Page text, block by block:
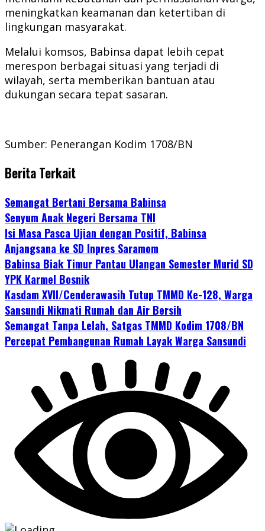
meningkatkan keamanan dan ketertiban di
lingkungan masyarakat.
Melalui komsos, Babinsa dapat lebih cepat
merespon berbagai situasi yang terjadi di
wilayah, serta memberikan bantuan atau
dukungan secara tepat sasaran.
Sumber: Penerangan Kodim 1708/BN
Berita Terkait
Semangat Bertani Bersama Babinsa
Senyum Anak Negeri Bersama TNI
Isi Masa Pasca Ujian dengan Positif, Babinsa
Anjangsana ke SD Inpres Saramom
Babinsa Biak Timur Pantau Ulangan Semester Murid SD
YPK Karmel Bosnik
Kasdam XVII/Cenderawasih Tutup TMMD Ke-128, Warga
Sansundi Nikmati Rumah dan Air Bersih
Semangat Tanpa Lelah, Satgas TMMD Kodim 1708/BN
Percepat Pembangunan Rumah Layak Warga Sansundi